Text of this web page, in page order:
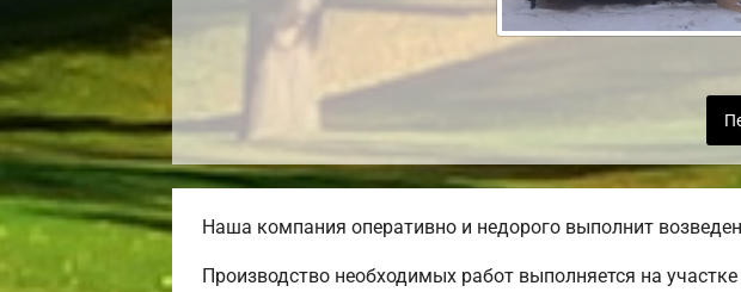
Наша компания оперативно и недорого выполнит
Производство необходимых работ выполняется на